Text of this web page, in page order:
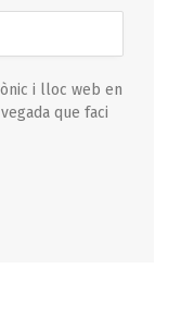
i lloc web en
que faci